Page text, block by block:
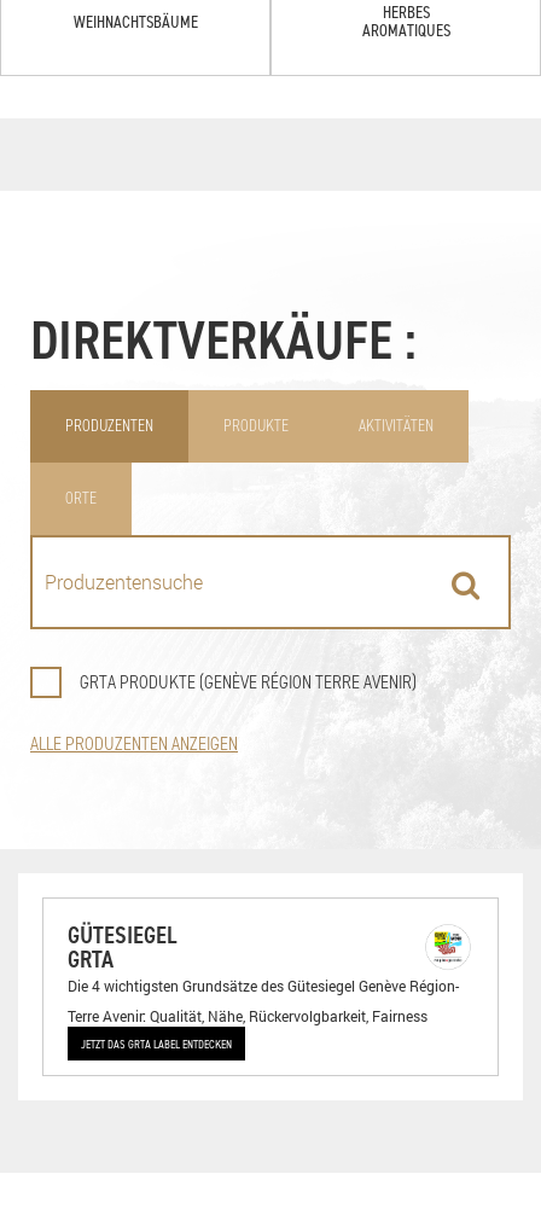
WEIHNACHTSBÄUME
HERBES
AROMATIQUES
DIREKTVERKÄUFE :
PRODUZENTEN PRODUKTE AKTIVITÄTEN
ORTE
GRTA PRODUKTE (GENÈVE RÉGION TERRE AVENIR)
ALLE PRODUZENTEN ANZEIGEN
GÜTESIEGEL
GRTA
Die 4 wichtigsten Grundsätze des Gütesiegel Genève Région-
Terre Avenir: Qualität, Nähe, Rückervolgbarkeit, Fairness
JETZT DAS GRTA LABEL ENTDECKEN